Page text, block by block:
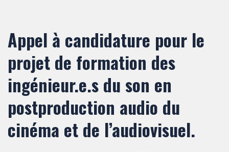
Appel à candidature pour le
projet de formation des
ingénieur.e.s du son en
postproduction audio du
cinéma et de l’audiovisuel.